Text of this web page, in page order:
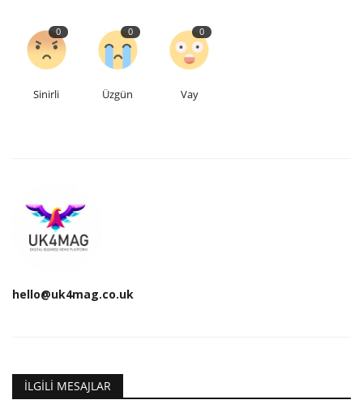
0
Sinirli
0
Üzgün
0
Vay
hello@uk4mag.co.uk
İLGILI MESAJLAR